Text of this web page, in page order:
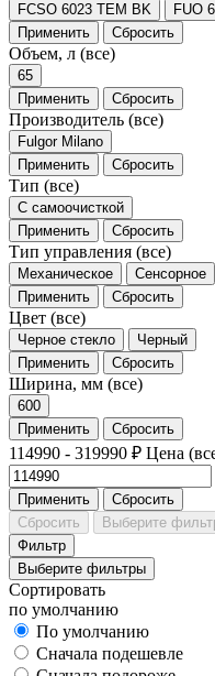
FCSO 6023 TEM BK
FUO
Применить
Сбросить
Объем, л (все)
65
Применить
Сбросить
Производитель (все)
Fulgor Milano
Применить
Сбросить
Тип (все)
С самоочисткой
Применить
Сбросить
Тип управления (все)
Механическое
Сенсорное
Применить
Сбросить
Цвет (все)
Черное стекло
Черный
Применить
Сбросить
Ширина, мм (все)
600
Применить
Сбросить
114990 - 319990 ₽ Цена
Применить
Сбросить
Сбросить
Выберите
Фильтр
Выберите фильтры
Сортировать
по умолчанию
По умолчанию
Сначала подешевле